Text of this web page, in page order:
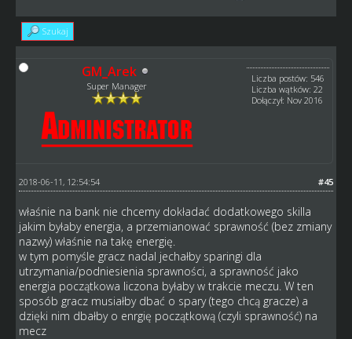
Szukaj
GM_Arek
Super Manager
Liczba postów: 546
Liczba wątków: 22
Dołączył: Nov 2016
#45
2018-06-11, 12:54:54
właśnie na bank nie chcemy dokładać dodatkowego skilla
jakim byłaby energia, a przemianować sprawność (bez zmiany
nazwy) właśnie na takę energię.
w tym pomyśle gracz nadal jechałby sparingi dla
utrzymania/podniesienia sprawności, a sprawność jako
energia początkowa liczona byłaby w trakcie meczu. W ten
sposób gracz musiałby dbać o spary (tego chcą gracze) a
dzięki nim dbałby o enrgię początkową (czyli sprawność) na
mecz